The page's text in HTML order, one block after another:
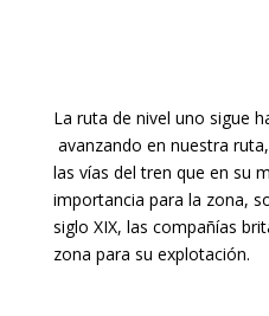
La ruta de nivel uno sigue
avanzando en nuestra
las vías del tren que en su
importancia para la zona,
siglo XIX, las compañías
zona para su explotación.